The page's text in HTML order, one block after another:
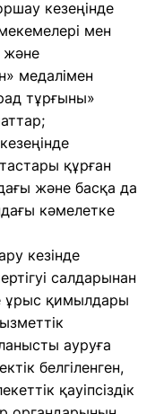
кезеңінде
мен
және
медалiмен
тұрғыны»
құрған
және басқа да
кәмелетке
кезінде
салдарынан
ұрыс қимылдары
ауруға
белгіленген,
қауіпсіздік